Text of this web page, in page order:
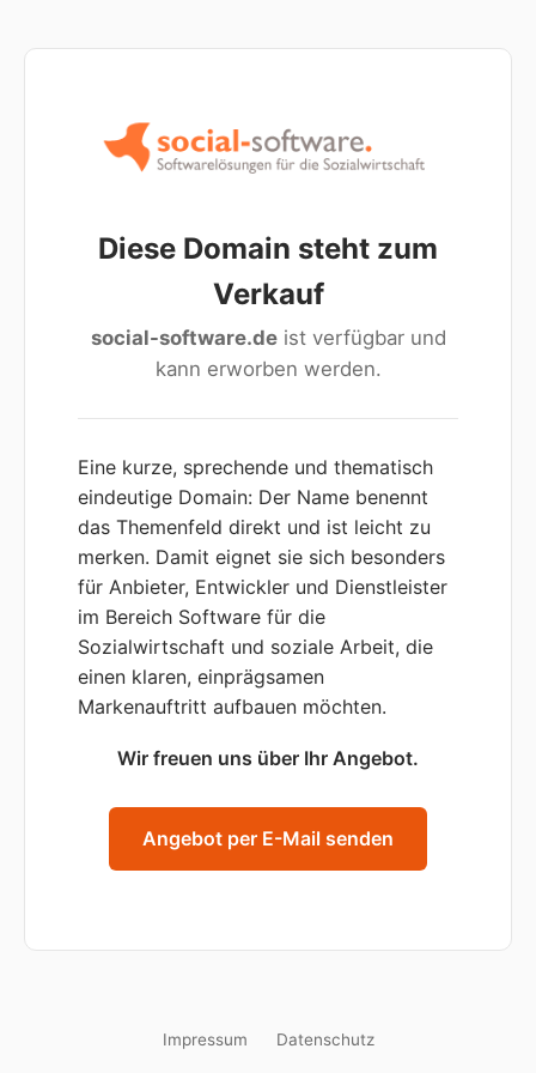
Diese Domain steht zum
Verkauf
social-software.deist verfügbar und
kann erworben werden.
Eine kurze, sprechende und thematisch
eindeutige Domain: Der Name benennt
das Themenfeld direkt und ist leicht zu
merken. Damit eignet sie sich besonders
für Anbieter, Entwickler und Dienstleister
im Bereich Software für die
Sozialwirtschaft und soziale Arbeit, die
einen klaren, einprägsamen
Markenauftritt aufbauen möchten.
Wir freuen uns über Ihr Angebot.
Angebot per E-Mail senden
Impressum Datenschutz